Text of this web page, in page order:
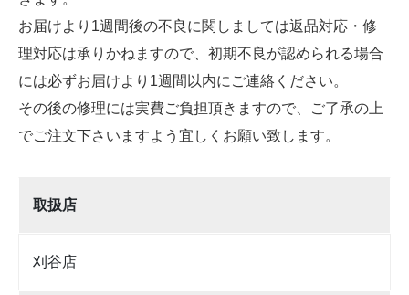
お届けより1週間後の不良に関しましては返品対応・修
理対応は承りかねますので、初期不良が認められる場合
には必ずお届けより1週間以内にご連絡ください。
その後の修理には実費ご負担頂きますので、ご了承の上
でご注文下さいますよう宜しくお願い致します。
取扱店
刈谷店